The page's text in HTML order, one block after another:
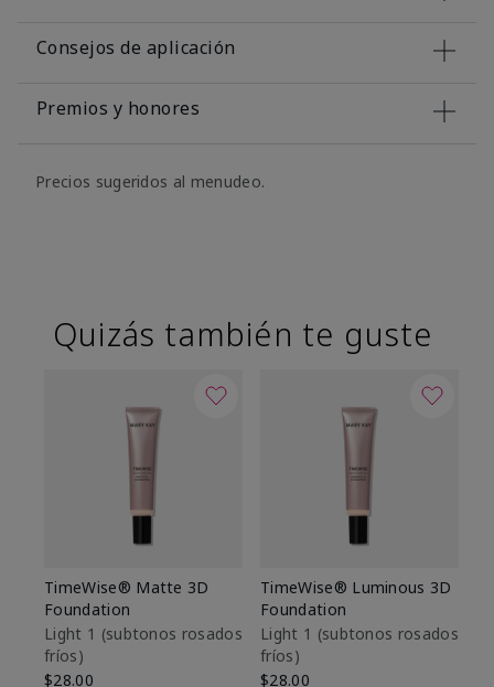
Consejos de aplicación
Premios y honores
Precios sugeridos al menudeo.
Quizás también te guste
TimeWise® Matte 3D
Foundation
Light 1​ (subtonos rosados
fríos)
$28.00
TimeWise® Luminous 3D
Foundation
Light 1​ (subtonos rosados
fríos)
$28.00